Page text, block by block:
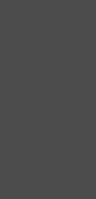
seine